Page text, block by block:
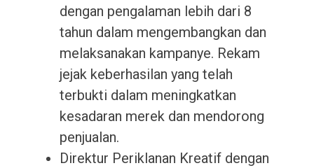
dengan pengalaman lebih dari 8
tahun dalam mengembangkan dan
melaksanakan kampanye. Rekam
jejak keberhasilan yang telah
terbukti dalam meningkatkan
kesadaran merek dan mendorong
penjualan.
Direktur Periklanan Kreatif dengan